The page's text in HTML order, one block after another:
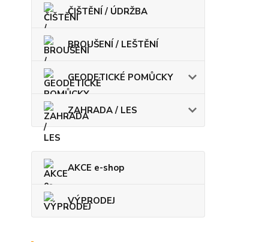
ČIŠTĚNÍ / ÚDRŽBA
BROUŠENÍ / LEŠTĚNÍ
GEODETICKÉ POMŮCKY
ZAHRADA / LES
AKCE e-shop
VÝPRODEJ